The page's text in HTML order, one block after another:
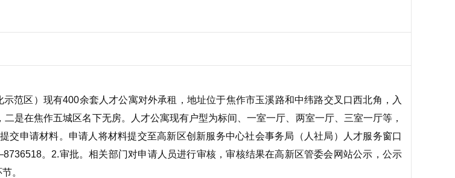
范区）现有400余套人才公寓对外承租，地址位于焦作市玉溪路和中纬路交叉口西北角，入
是在焦作五城区名下无房。人才公寓现有户型为标间、一室一厅、两室一厅、三室一厅等，
交申请材料。申请人将材料提交至高新区创新服务中心社会事务局（人社局）人才服务窗口
。2.审批。相关部门对申请人员进行审核，审核结果在高新区管委会网站公示，公示
。